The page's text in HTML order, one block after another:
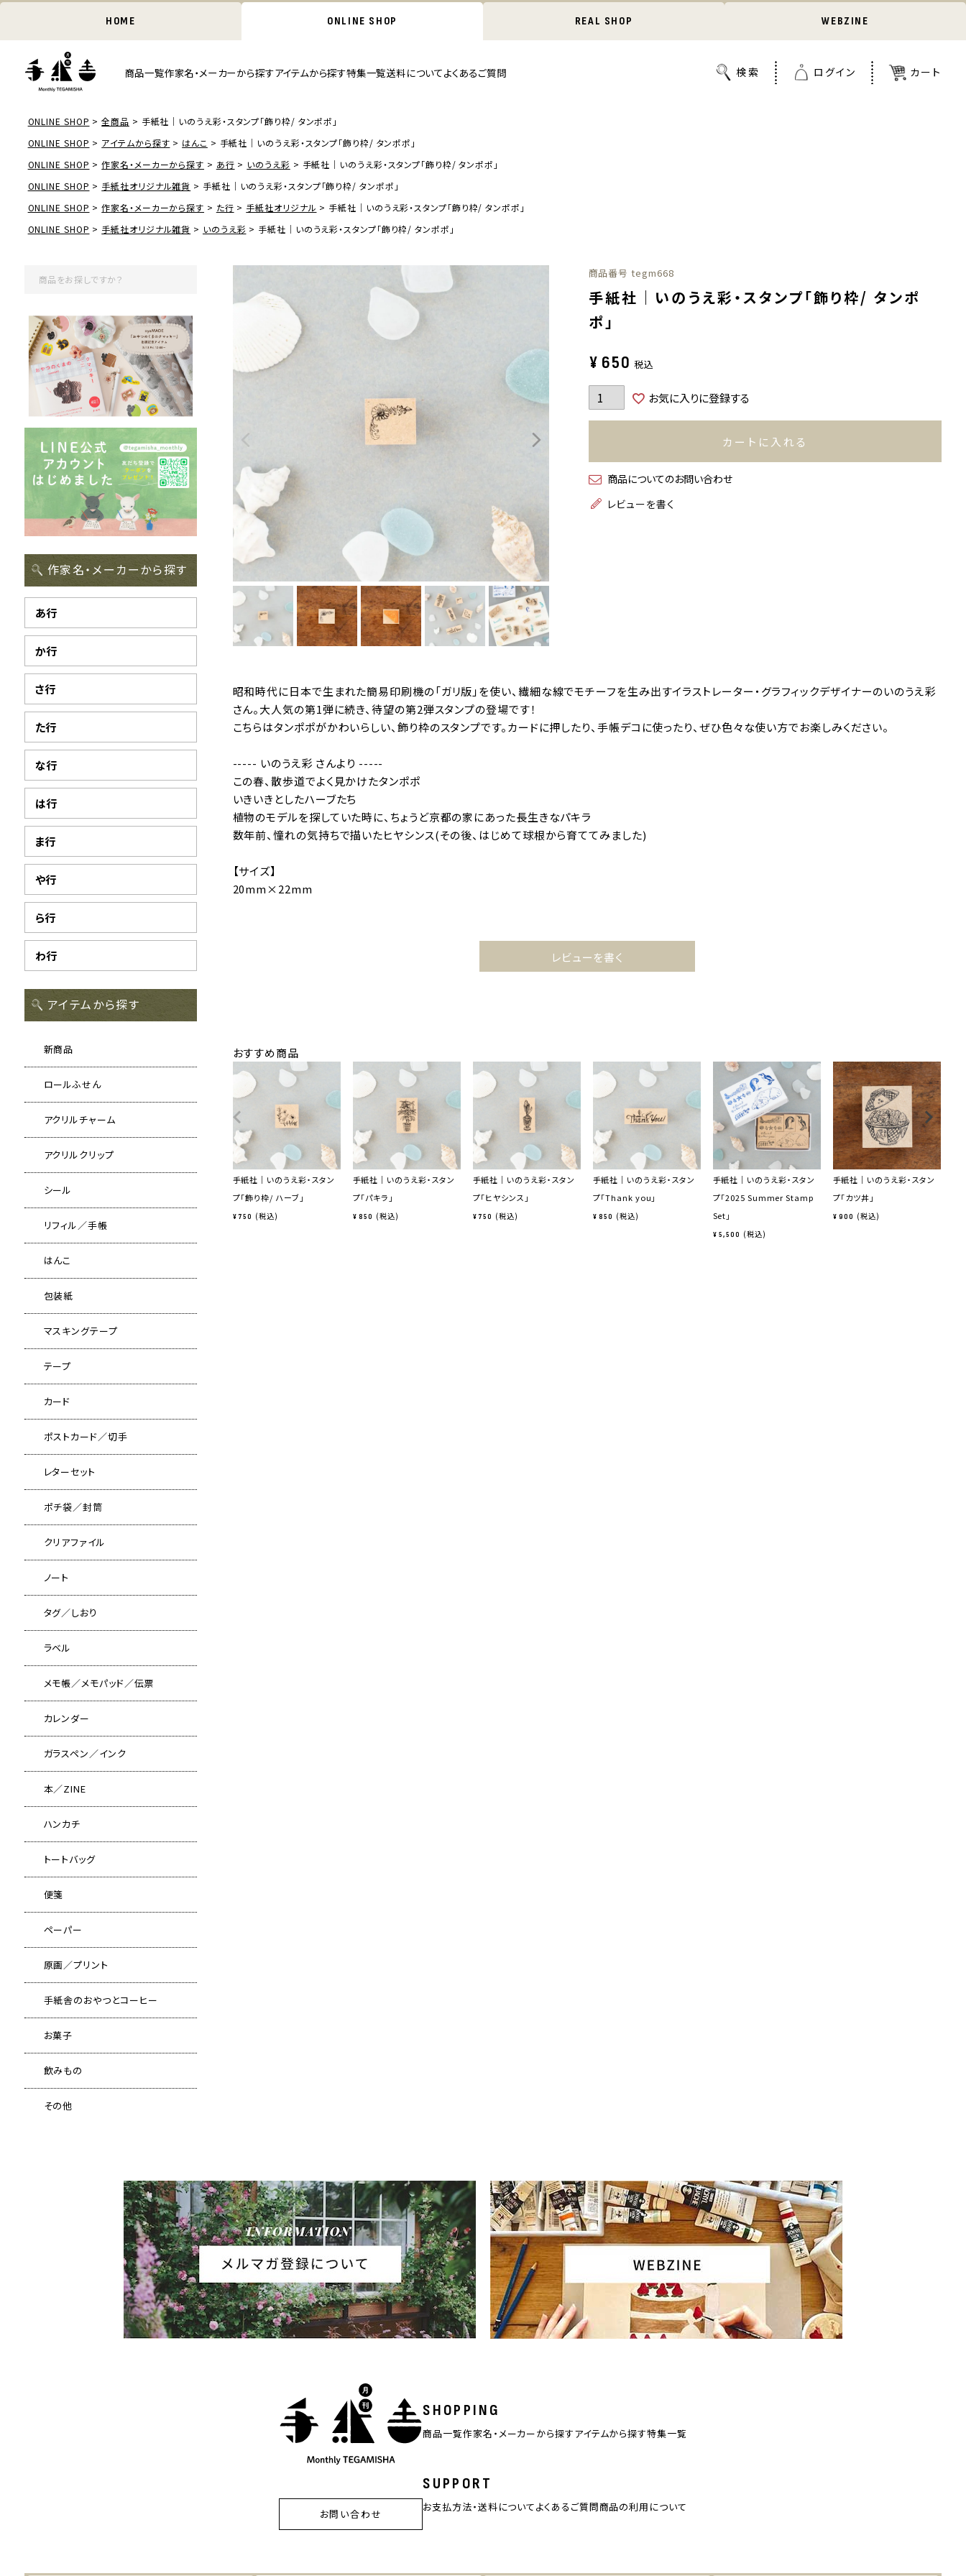
HOME ONLINE SHOP REAL SHOP WEBZINE
商品一覧作家名・メーカーから探すアイテムから探す特集一覧送料についてよくあるご質問
ONLINE SHOP 全商品
手紙社｜いのうえ彩・スタンプ「飾り枠/ タンポポ」
ONLINE SHOP
アイテムから探す はんこ
手紙社｜いのうえ彩・スタンプ「飾り枠/ タンポポ」
ONLINE SHOP
作家名・メーカーから探す あ行 いのうえ彩
手紙社｜いのうえ彩・スタンプ「飾り枠/ タンポポ」
ONLINE SHOP
手紙社オリジナル雑貨
手紙社｜いのうえ彩・スタンプ「飾り枠/ タンポポ」
ONLINE SHOP
作家名・メーカーから探す た行 手紙社オリジナル
手紙社｜いのうえ彩・スタンプ「飾り枠/ タンポポ」
ONLINE SHOP
手紙社オリジナル雑貨 いのうえ彩 手紙社｜いのうえ彩・スタンプ「飾り枠/ タンポポ」
作家名・メーカーから探す
あ行
か行
さ行
た行
な行
は行
ま行
や行
ら行
わ行
アイテムから探す
新商品
ロールふせん
アクリルチャーム
アクリルクリップ
シール
リフィル／手帳
はんこ
包装紙
マスキングテープ
テープ
カード
ポストカード／切手
レターセット
ポチ袋／封筒
クリアファイル
ノート
タグ／しおり
ラベル
メモ帳／メモパッド／伝票
カレンダー
ガラスペン／インク
本／ZINE
ハンカチ
トートバッグ
便箋
ペーパー
原画／プリント
手紙舎のおやつとコーヒー
お菓子
飲みもの
その他
商品番号 tegm668
手紙社｜いのうえ彩・スタンプ「飾り枠/ タンポ
ポ」
¥ 650 税込
お気に入りに登録する
カートに入れる
商品についてのお問い合わせ
レビューを書く
昭和時代に日本で生まれた簡易印刷機の「ガリ版」を使い、繊細な線でモチーフを生み出すイラストレーター・グラフィックデザイナーのいのうえ彩
さん。大人気の第1弾に続き、待望の第2弾スタンプの登場です！
こちらはタンポポがかわいらしい、飾り枠のスタンプです。カードに押したり、手帳デコに使ったり、ぜひ色々な使い方でお楽しみください。
----- いのうえ彩 さんより -----
この春、散歩道でよく見かけたタンポポ
いきいきとしたハーブたち
植物のモデルを探していた時に、ちょうど京都の家にあった長生きなパキラ
数年前、憧れの気持ちで描いたヒヤシンス(その後、はじめて球根から育ててみました)
【サイズ】
20mm×22mm
レビューを書く
おすすめ商品
手紙社｜いのうえ彩・スタン
プ「飾り枠/ ハーブ」
¥ 750 税込
手紙社｜いのうえ彩・スタン
プ「パキラ」
¥ 850 税込
手紙社｜いのうえ彩・スタン
プ「ヒヤシンス」
¥ 750 税込
手紙社｜いのうえ彩・スタン
プ「Thank you」
¥ 850 税込
手紙社｜いのうえ彩・スタン
プ「2025 Summer Stamp
Set」
¥ 5,500 税込
手紙社｜いのうえ彩・スタン
プ「カツ丼」
¥ 900 税込
SHOPPING
商品一覧作家名・メーカーから探すアイテムから探す特集一覧
SUPPORT
お支払方法・送料についてよくあるご質問商品の利用について
お問い合わせ